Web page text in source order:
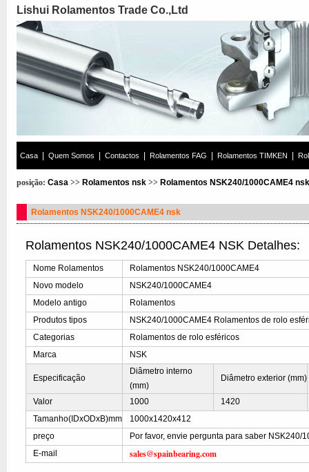
Lishui Rolamentos Trade Co.,Ltd
Casa Quem Somos Contactos Rolamentos FAG Rolamentos TIMKEN
posição: Casa >> Rolamentos nsk >> Rolamentos NSK240/1000CAME4 nsk
Rolamentos NSK240/1000CAME4 nsk
Rolamentos NSK240/1000CAME4 NSK Detalhes:
Nome Rolamentos
Rolamentos NSK240/1000CAME4
Novo modelo
NSK240/1000CAME4
Modelo antigo
Rolamentos
Produtos tipos
NSK240/1000CAME4 Rolamentos de rolo
Categorias
Rolamentos de rolo esféricos
Marca
NSK
Especificação
Diâmetro interno
(mm)
Diâmetro exterior (mm)
Valor 1000
1420
Tamanho(IDxODxB)mm
1000x1420x412
preço
Por favor, envie pergunta para saber NSK240/
E-mail
sales@spainbearing.com